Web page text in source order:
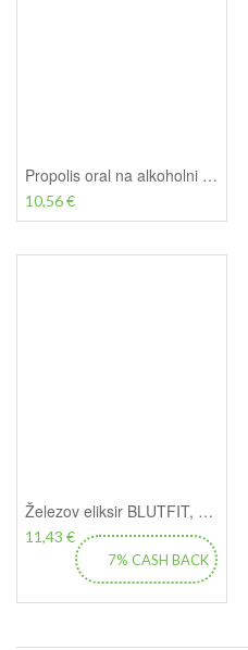
Propolis oral na alkoholni osnovi, pršilo z aplikatorjem - Medex, 30ml
10,56 €
Železov eliksir BLUTFIT, 500 ml - Sanct Bernhard
11,43 €
7% CASH BACK